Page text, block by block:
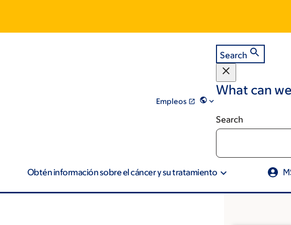
Empleos
Search
What can
Search
Obtén información sobre el cáncer y su tratamiento